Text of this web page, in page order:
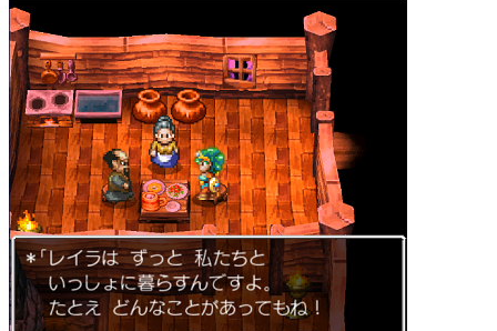
2022/07/22
マネートレイン2の実戦から得た当たる確率と攻略法
2022/06/10
山口県阿武町の山口翔への誤送金問題と岸田総理のオン
の取り締まり
2022/05/16
クレイジータイムの倍率と賭け方と実戦から得た統計